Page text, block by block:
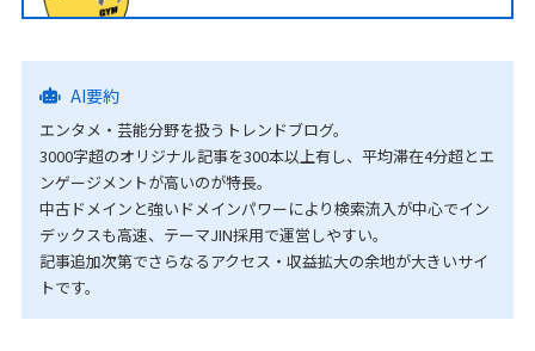
AI要約
エンタメ・芸能分野を扱うトレンドブログ。
3000字超のオリジナル記事を300本以上有し、平均滞在4分超とエ
ンゲージメントが高いのが特長。
中古ドメインと強いドメインパワーにより検索流入が中心でイン
デックスも高速、テーマJIN採用で運営しやすい。
記事追加次第でさらなるアクセス・収益拡大の余地が大きいサイ
トです。